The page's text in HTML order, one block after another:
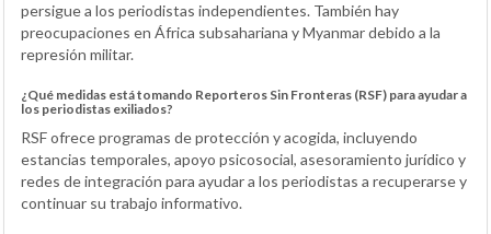
persigue a los periodistas independientes. También hay
preocupaciones en África subsahariana y Myanmar debido a la
represión militar.
¿Qué medidas está tomando Reporteros Sin Fronteras (RSF) para ayudar a
los periodistas exiliados?
RSF ofrece programas de protección y acogida, incluyendo
estancias temporales, apoyo psicosocial, asesoramiento jurídico y
redes de integración para ayudar a los periodistas a recuperarse y
continuar su trabajo informativo.